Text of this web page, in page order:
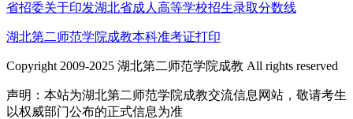
省招委关于印发湖北省成人高等学校招生录取分数线
湖北第二师范学院成教本科准考证打印
Copyright 2009-2025 湖北第二师范学院成教 All rights reserved
声明：本站为湖北第二师范学院成教交流信息网站，敬请考生
以权威部门公布的正式信息为准